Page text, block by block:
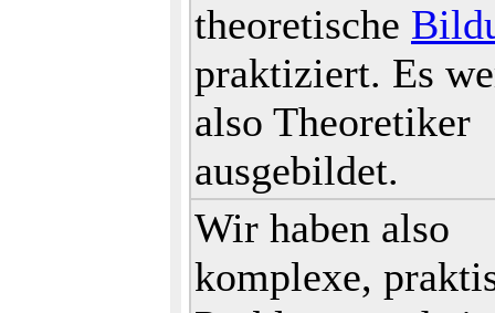
theoretische
praktiziert. Es
also Theoretiker
ausgebildet.
Wir haben also
komplexe,